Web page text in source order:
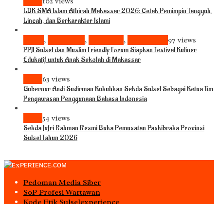
LDK SMA Islam Athirah Makassar 2026: Cetak Pemimpin Tangguh,
Lincah, dan Berkarakter Islami
, , , 97 views
PPJI Sulsel dan Muslim Friendly Forum Siapkan Festival Kuliner
Edukatif untuk Anak Sekolah di Makassar
63 views
Gubernur Andi Sudirman Kukuhkan Sekda Sulsel Sebagai Ketua Tim
Pengawasan Penggunaan Bahasa Indonesia
54 views
Sekda Jufri Rahman Resmi Buka Pemusatan Paskibraka Provinsi
Sulsel Tahun 2026
Pedoman Media Siber
S0P Profesi Wartawan
Kode Etik Sulselexperience